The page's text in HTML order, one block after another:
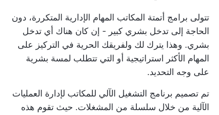
تتولى برامج أتمتة المكاتب المهام الإدارية المتكررة، دون
الحاجة إلى تدخل بشري كبير - إن كان هناك أي تدخل
بشري. وهذا يترك لك ولفريقك الحرية في التركيز على
المهام الأكثر استراتيجية أو التي تتطلب لمسة بشرية
على وجه التحديد.
تم تصميم برنامج التشغيل الآلي للمكاتب لإدارة العمليات
الآلية من خلال سلسلة من المشغلات. حيث تقوم هذه